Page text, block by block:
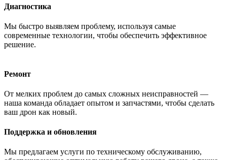
Диагностика
Мы быстро выявляем проблему, используя самые
современные технологии, чтобы обеспечить эффективное
решение.
Ремонт
От мелких проблем до самых сложных неисправностей —
наша команда обладает опытом и запчастями, чтобы сделать
ваш дрон как новый.
Поддержка и обновления
Мы предлагаем услуги по техническому обслуживанию,